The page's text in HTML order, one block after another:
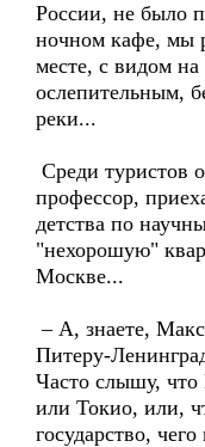
России, не было
ночном кафе, мы
месте, с видом
ослепительным,
реки...
Среди туристов
профессор,
детства по
"нехорошую"
Москве...
– А, знаете,
Питеру-
Часто слышу,
или Токио, или,
государство,